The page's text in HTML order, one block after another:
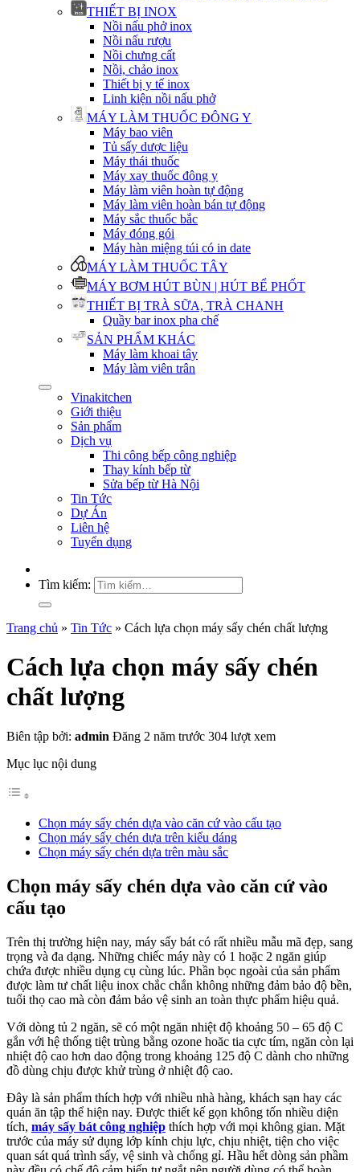
THIẾT BỊ INOX
Nồi nấu phở inox
Nồi nấu rượu
Nồi chưng cất
Nồi, chảo inox
Thiết bị y tế inox
Linh kiện nồi nấu phở
MÁY LÀM THUỐC ĐÔNG Y
Máy bao viên
Tủ sấy dược liệu
Máy thái thuốc
Máy xay thuốc đông y
Máy làm viên hoàn tự động
Máy làm viên hoàn bán tự động
Máy sắc thuốc bắc
Máy đóng gói
Máy hàn miệng túi có in date
MÁY LÀM THUỐC TÂY
MÁY BƠM HÚT BÙN | HÚT BỂ PHỐT
THIẾT BỊ TRÀ SỮA, TRÀ CHANH
Quầy bar inox pha chế
SẢN PHẨM KHÁC
Máy làm khoai tây
Máy làm viên trân
Vinakitchen
Giới thiệu
Sản phẩm
Dịch vụ
Thi công bếp công nghiệp
Thay kính bếp từ
Sửa bếp từ Hà Nội
Tin Tức
Dự Án
Liên hệ
Tuyển dụng
Tìm kiếm:
Trang chủ » Tin Tức » Cách lựa chọn máy sấy chén chất lượng
Cách lựa chọn máy sấy chén
chất lượng
Biên tập bởi: admin Đăng 2 năm trước 304 lượt xem
Mục lục nội dung
Chọn máy sấy chén dựa vào căn cứ vào cấu tạo
Chọn máy sấy chén dựa trên kiểu dáng
Chọn máy sấy chén dựa trên màu sắc
Chọn máy sấy chén dựa vào căn cứ vào
cấu tạo
Trên thị trường hiện nay, máy sấy bát có rất nhiều mẫu mã đẹp, sang
trọng và đa dạng. Những chiếc máy này có 1 hoặc 2 ngăn giúp
chứa được nhiều dụng cụ cùng lúc. Phần bọc ngoài của sản phẩm
được làm tư chất liệu inox chắc chắn không những đảm bảo độ bền,
tuổi thọ cao mà còn đảm bảo vệ sinh an toàn thực phẩm hiệu quả.
Với dòng tủ 2 ngăn, sẽ có một ngăn nhiệt độ khoảng 50 – 65 độ C
gắn với hệ thống tiệt trùng bằng ozone hoăc tia cực tím, ngăn còn lại
nhiệt độ cao hơn dao động trong khoảng 125 độ C dành cho những
đồ dùng chịu được khử trùng ở nhiệt độ cao.
Đây là sản phẩm thích hợp với nhiều nhà hàng, khách sạn hay các
quán ăn tập thể hiện nay. Được thiết kế gọn không tốn nhiều diện
tích, máy sấy bát công nghiệp thích hợp với mọi không gian. Mặt
trước của máy sử dụng lớp kính chịu lực, chịu nhiệt, tiện cho việc
quan sát quá trình sấy, vệ sinh và chống gỉ. Hầu hết dòng sản phầm